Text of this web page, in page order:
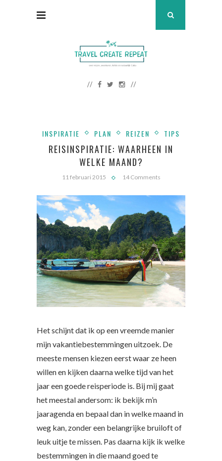
INSPIRATIE PLAN REIZEN TIPS
REISINSPIRATIE: WAARHEEN IN
WELKE MAAND?
11 februari 2015 14 Comments
Het schijnt dat ik op een vreemde manier
mijn vakantiebestemmingen uitzoek. De
meeste mensen kiezen eerst waar ze heen
willen en kijken daarna welke tijd van het
jaar een goede reisperiode is. Bij mij gaat
het meestal andersom: ik bekijk m’n
jaaragenda en bepaal dan in welke maand in
weg kan, zonder een belangrijke bruiloft of
leuk uitje te missen. Pas daarna kijk ik welke
bestemmingen in die maand goed te